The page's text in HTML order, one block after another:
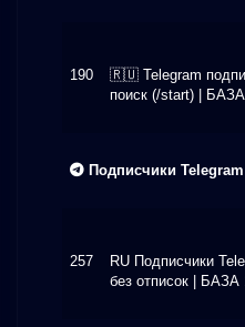
190
🇷🇺 Telegram
поиск (/start) |
Подписчики
257
RU Подписчики
без отписок | БАЗА